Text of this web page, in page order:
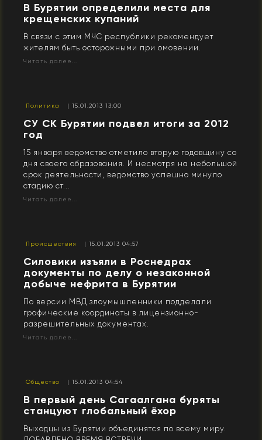
В Бурятии определили места для
крещенских купаний
В связи с этим МЧС республики рекомендует
жителям быть осторожными при омовении.
Читать далее...
Политика | 15.01.2013 13:00
СУ СК Бурятии подвел итоги за 2012
год
15 января ведомство отметило вторую годовщину со
дня своего образования. И несмотря на небольшой
срок деятельности, ведомство успешно минуло
стадию ст...
Читать далее...
Происшествия | 15.01.2013 04:57
Силовики изъяли в Роснедрах
документы по делу о незаконной
добыче нефрита в Бурятии
По версии МВД злоумышленники подделали
графические координаты в лицензионно-
разрешительных документах.
Читать далее...
Общество | 15.01.2013 04:54
В первый день Сагаалгана буряты
станцуют глобальный ёхор
Выходцы из Бурятии объединятся по всему миру.